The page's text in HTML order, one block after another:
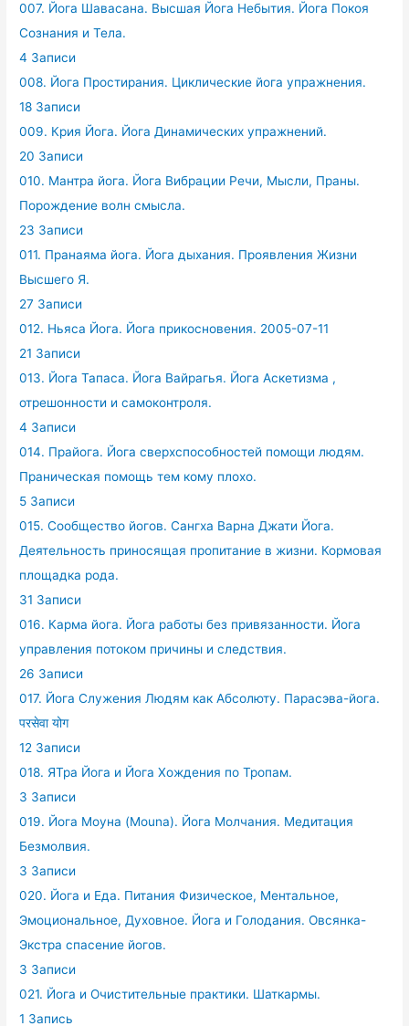
007. Йога Шавасана. Высшая Йога Небытия. Йога Покоя
Сознания и Тела.
4 Записи
008. Йога Простирания. Циклические йога упражнения.
18 Записи
009. Крия Йога. Йога Динамических упражнений.
20 Записи
010. Мантра йога. Йога Вибрации Речи, Мысли, Праны.
Порождение волн смысла.
23 Записи
011. Пранаяма йога. Йога дыхания. Проявления Жизни
Высшего Я.
27 Записи
012. Ньяса Йога. Йога прикосновения. 2005-07-11
21 Записи
013. Йога Тапаса. Йога Вайрагья. Йога Аскетизма ,
отрешонности и самоконтроля.
4 Записи
014. Прайога. Йога сверхспособностей помощи людям.
Праническая помощь тем кому плохо.
5 Записи
015. Сообщество йогов. Сангха Варна Джати Йога.
Деятельность приносящая пропитание в жизни. Кормовая
площадка рода.
31 Записи
016. Карма йога. Йога работы без привязанности. Йога
управления потоком причины и следствия.
26 Записи
017. Йога Служения Людям как Абсолюту. Парасэва-йога.
परसेवा योग
12 Записи
018. ЯТра Йога и Йога Хождения по Тропам.
3 Записи
019. Йога Моуна (Mouna). Йога Молчания. Медитация
Безмолвия.
3 Записи
020. Йога и Еда. Питания Физическое, Ментальное,
Эмоциональное, Духовное. Йога и Голодания. Овсянка-
Экстра спасение йогов.
3 Записи
021. Йога и Очистительные практики. Шаткармы.
1 Запись